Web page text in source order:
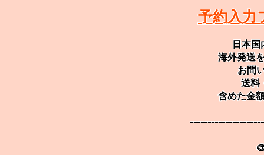
予約入力
日本国
海外発送
お問
送料
含めた金